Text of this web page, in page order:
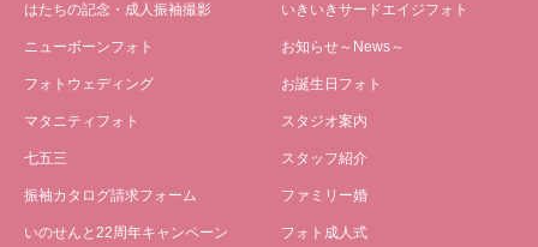
はたちの記念・成人振袖撮影
ニューボーンフォト
フォトウェディング
マタニティフォト
七五三
振袖カタログ請求フォーム
いのせんと22周年キャンペーン
いきいきサードエイジフォト
お知らせ～News～
お誕生日フォト
スタジオ案内
スタッフ紹介
ファミリー婚
フォト成人式